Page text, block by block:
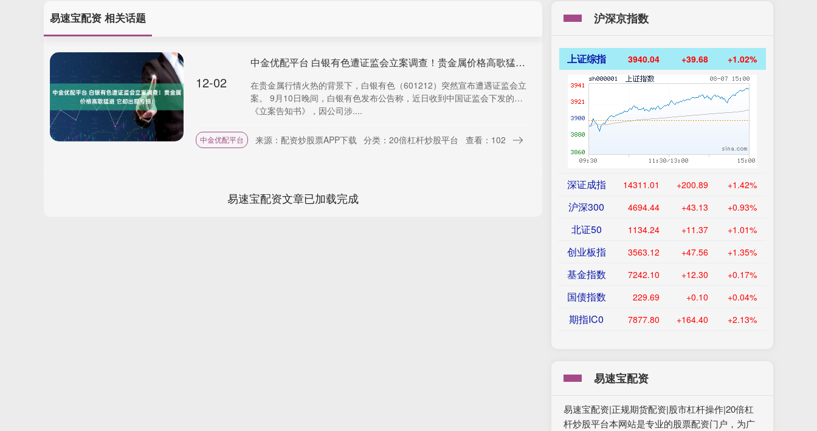
易速宝配资 相关话题
12-02
中金优配平台 白银有色遭证监会立案调查！贵金属价格高歌猛进 它却出现亏损！
在贵金属行情火热的背景下，白银有色（601212）突然宣布遭遇证监会立
案。 9月10日晚间，白银有色发布公告称，近日收到中国证监会下发的
《立案告知书》，因公司涉....
中金优配平台 来源：配资炒股票APP下载 分类：20倍杠杆炒股平台 查看：102
易速宝配资文章已加载完成
沪深京指数
上证综指 3940.04 +39.68 +1.02%
深证成指 14311.01 +200.89 +1.42%
沪深300 4694.44 +43.13 +0.93%
北证50 1134.24 +11.37 +1.01%
创业板指 3563.12 +47.56 +1.35%
基金指数 7242.10 +12.30 +0.17%
国债指数 229.69 +0.10 +0.04%
期指IC0 7877.80 +164.40 +2.13%
易速宝配资
易速宝配资|正规期货配资|股市杠杆操作|20倍杠
杆炒股平台本网站是专业的股票配资门户，为广